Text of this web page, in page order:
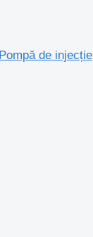
de injecție